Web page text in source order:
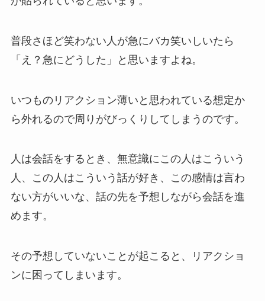
普段さほど笑わない人が急にバカ笑いしいたら
「え？急にどうした」と思いますよね。
いつものリアクション薄いと思われている想定か
ら外れるので周りがびっくりしてしまうのです。
人は会話をするとき、無意識にこの人はこういう
人、この人はこういう話が好き、この感情は言わ
ない方がいいな、話の先を予想しながら会話を進
めます。
その予想していないことが起こると、リアクショ
ンに困ってしまいます。